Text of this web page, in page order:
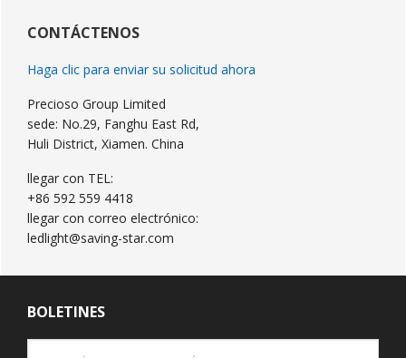
lateral
primaria
CONTÁCTENOS
Haga clic para enviar su solicitud ahora
Precioso Group Limited
sede: No.29, Fanghu East Rd,
Huli District, Xiamen. China
llegar con TEL:
+86 592 559 4418
llegar con correo electrónico:
ledlight@saving-star.com
BOLETINES